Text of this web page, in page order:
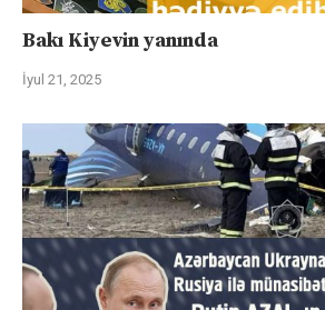
Bakı Kiyevin yanında
İyul 21, 2025